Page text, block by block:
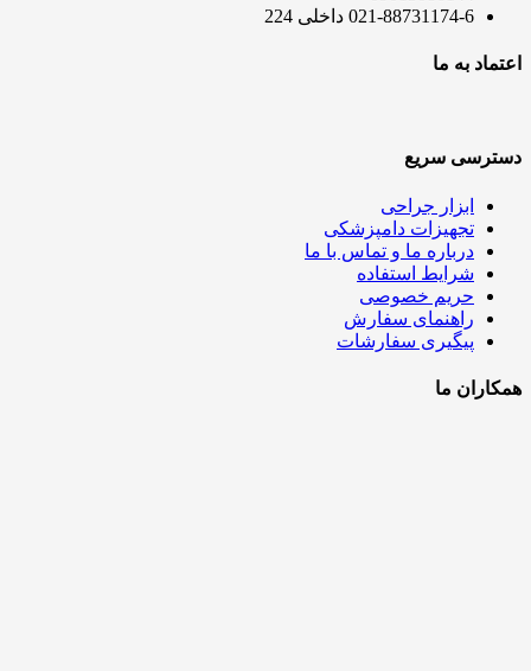
021-88731174-6 داخلی 224
اعتماد به ما
دسترسی سریع
ابزار جراحی
تجهیزات دامپزشکی
درباره ما و تماس با ما
شرایط استفاده
حریم خصوصی
راهنمای سفارش
پیگیری سفارشات
همکاران ما